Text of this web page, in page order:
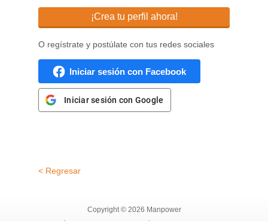
¡Crea tu perfil ahora!
O regístrate y postúlate con tus redes sociales
Iniciar sesión con Facebook
Iniciar sesión con Google
< Regresar
Copyright © 2026 Manpower